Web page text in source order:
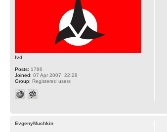
lvd
Posts: 1786
Joined: 07 Apr 2007, 22:28
Group: Registered users
EvgenyMuchkin